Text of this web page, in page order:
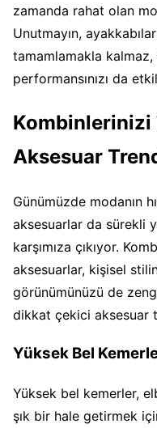
zamanda rahat olan
Unutmayın,
tamamlamakla
performansınızı da
Kombinlerinizi
Aksesuar
Günümüzde modanın
aksesuarlar da sürekli
karşımıza çıkıyor.
aksesuarlar, kişisel
görünümünüzü de
dikkat çekici aksesuar
Yüksek Bel
Yüksek bel kemerler,
şık bir hale getirmek